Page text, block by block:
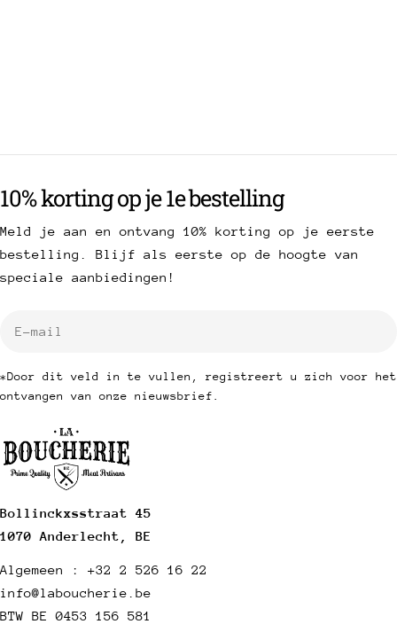
Bollinckxsstraat 45
1070 Anderlecht, BE
Algemeen : +32 2 526 16 22
info@laboucherie.be
BTW BE 0453 156 581
10% korting op je 1e bestelling
Meld je aan en ontvang 10% korting op je eerste
bestelling. Blijf als eerste op de hoogte van
speciale aanbiedingen!
*Door dit veld in te vullen, registreert u zich voor het
ontvangen van onze nieuwsbrief.